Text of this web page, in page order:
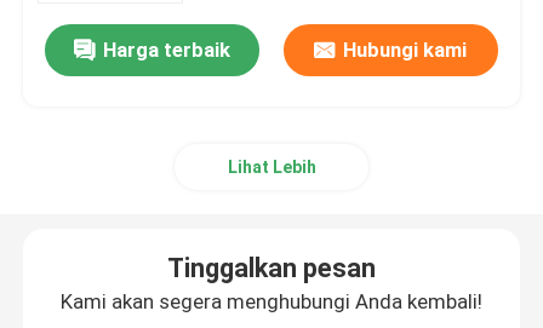
Keramik Struktural Tingkat Lanjut
Bola Keramik Zirkonia
Harga terbaik Hubungi kami
Lihat Lebih
Tinggalkan pesan
Kami akan segera menghubungi Anda kembali!